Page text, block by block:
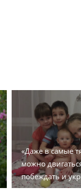
«Даже в самые
можно
побеждать и